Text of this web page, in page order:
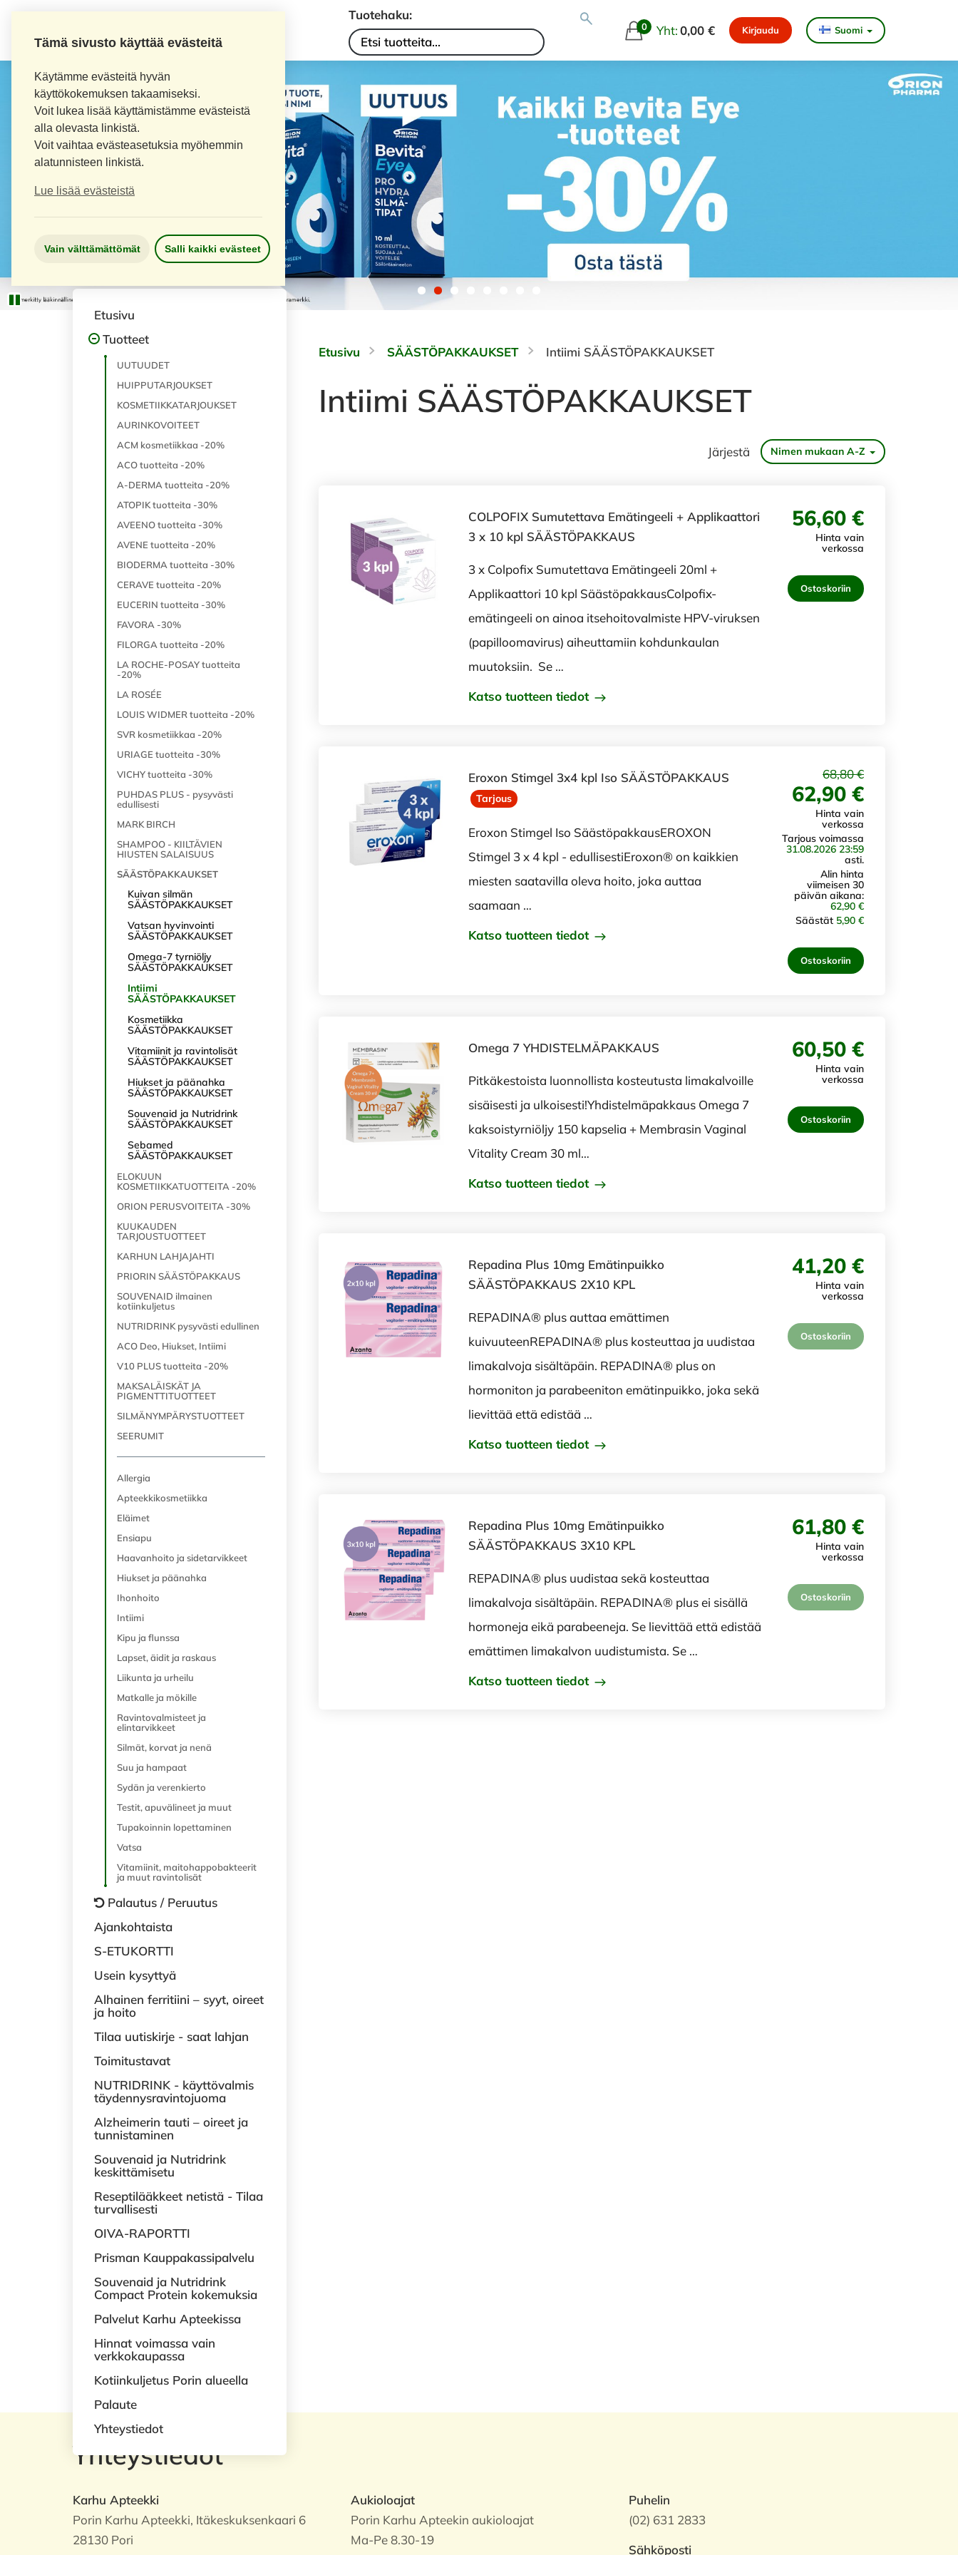
Tämä sivusto käyttää evästeitä
Käytämme evästeitä hyvän
käyttökokemuksen takaamiseksi.
Voit lukea lisää käyttämistämme evästeistä
alla olevasta linkistä.
Voit vaihtaa evästeasetuksia myöhemmin
alatunnisteen linkistä.
Lue lisää evästeistä
Vain välttämättömät Salli kaikki evästeet
Tuotehaku:
0 Yht:0,00 € Kirjaudu Suomi
Etusivu
Tuotteet
UUTUUDET
HUIPPUTARJOUKSET
KOSMETIIKKATARJOUKSET
AURINKOVOITEET
ACM kosmetiikkaa -20%
ACO tuotteita -20%
A-DERMA tuotteita -20%
ATOPIK tuotteita -30%
AVEENO tuotteita -30%
AVENE tuotteita -20%
BIODERMA tuotteita -30%
CERAVE tuotteita -20%
EUCERIN tuotteita -30%
FAVORA -30%
FILORGA tuotteita -20%
LA ROCHE-POSAY tuotteita
-20%
LA ROSÉE
LOUIS WIDMER tuotteita -20%
SVR kosmetiikkaa -20%
URIAGE tuotteita -30%
VICHY tuotteita -30%
PUHDAS PLUS - pysyvästi
edullisesti
MARK BIRCH
SHAMPOO - KIILTÄVIEN
HIUSTEN SALAISUUS
SÄÄSTÖPAKKAUKSET
Kuivan silmän
SÄÄSTÖPAKKAUKSET
Vatsan hyvinvointi
SÄÄSTÖPAKKAUKSET
Omega-7 tyrniöljy
SÄÄSTÖPAKKAUKSET
Intiimi
SÄÄSTÖPAKKAUKSET
Kosmetiikka
SÄÄSTÖPAKKAUKSET
Vitamiinit ja ravintolisät
SÄÄSTÖPAKKAUKSET
Hiukset ja päänahka
SÄÄSTÖPAKKAUKSET
Souvenaid ja Nutridrink
SÄÄSTÖPAKKAUKSET
Sebamed
SÄÄSTÖPAKKAUKSET
ELOKUUN
KOSMETIIKKATUOTTEITA -20%
ORION PERUSVOITEITA -30%
KUUKAUDEN
TARJOUSTUOTTEET
KARHUN LAHJAJAHTI
PRIORIN SÄÄSTÖPAKKAUS
SOUVENAID ilmainen
kotiinkuljetus
NUTRIDRINK pysyvästi edullinen
ACO Deo, Hiukset, Intiimi
V10 PLUS tuotteita -20%
MAKSALÄISKÄT JA
PIGMENTTITUOTTEET
SILMÄNYMPÄRYSTUOTTEET
SEERUMIT
Allergia
Apteekkikosmetiikka
Eläimet
Ensiapu
Haavanhoito ja sidetarvikkeet
Hiukset ja päänahka
Ihonhoito
Intiimi
Kipu ja flunssa
Lapset, äidit ja raskaus
Liikunta ja urheilu
Matkalle ja mökille
Ravintovalmisteet ja
elintarvikkeet
Silmät, korvat ja nenä
Suu ja hampaat
Sydän ja verenkierto
Testit, apuvälineet ja muut
Tupakoinnin lopettaminen
Vatsa
Vitamiinit, maitohappobakteerit
ja muut ravintolisät
Palautus / Peruutus
Ajankohtaista
S-ETUKORTTI
Usein kysyttyä
Alhainen ferritiini – syyt, oireet
ja hoito
Tilaa uutiskirje - saat lahjan
Toimitustavat
NUTRIDRINK - käyttövalmis
täydennysravintojuoma
Alzheimerin tauti – oireet ja
tunnistaminen
Souvenaid ja Nutridrink
keskittämisetu
Reseptilääkkeet netistä - Tilaa
turvallisesti
OIVA-RAPORTTI
Prisman Kauppakassipalvelu
Souvenaid ja Nutridrink
Compact Protein kokemuksia
Palvelut Karhu Apteekissa
Hinnat voimassa vain
verkkokaupassa
Kotiinkuljetus Porin alueella
Palaute
Yhteystiedot
Etusivu SÄÄSTÖPAKKAUKSET Intiimi SÄÄSTÖPAKKAUKSET
Intiimi SÄÄSTÖPAKKAUKSET
Järjestä Nimen mukaan A-Z
COLPOFIX Sumutettava Emätingeeli + Applikaattori
3 x 10 kpl SÄÄSTÖPAKKAUS
3 x Colpofix Sumutettava Emätingeeli 20ml +
Applikaattori 10 kpl SäästöpakkausColpofix-
emätingeeli on ainoa itsehoitovalmiste HPV-viruksen
(papilloomavirus) aiheuttamiin kohdunkaulan
muutoksiin. Se …
Katso tuotteen tiedot
56,60 €
Hinta vain
verkossa
Ostoskoriin
Eroxon Stimgel 3x4 kpl Iso SÄÄSTÖPAKKAUS
Tarjous
Eroxon Stimgel Iso SäästöpakkausEROXON
Stimgel 3 x 4 kpl - edullisestiEroxon® on kaikkien
miesten saatavilla oleva hoito, joka auttaa
saamaan …
Katso tuotteen tiedot
68,80 €
62,90 €
Hinta vain
verkossa
Tarjous voimassa
31.08.2026 23:59
asti.
Alin hinta
viimeisen 30
päivän aikana:
62,90 €
Säästät 5,90 €
Ostoskoriin
Omega 7 YHDISTELMÄPAKKAUS
Pitkäkestoista luonnollista kosteutusta limakalvoille
sisäisesti ja ulkoisesti!Yhdistelmäpakkaus Omega 7
kaksoistyrniöljy 150 kapselia + Membrasin Vaginal
Vitality Cream 30 ml…
Katso tuotteen tiedot
60,50 €
Hinta vain
verkossa
Ostoskoriin
Repadina Plus 10mg Emätinpuikko
SÄÄSTÖPAKKAUS 2X10 KPL
REPADINA® plus auttaa emättimen
kuivuuteenREPADINA® plus kosteuttaa ja uudistaa
limakalvoja sisältäpäin. REPADINA® plus on
hormoniton ja parabeeniton emätinpuikko, joka sekä
lievittää että edistää …
Katso tuotteen tiedot
41,20 €
Hinta vain
verkossa
Ostoskoriin
Repadina Plus 10mg Emätinpuikko
SÄÄSTÖPAKKAUS 3X10 KPL
REPADINA® plus uudistaa sekä kosteuttaa
limakalvoja sisältäpäin. REPADINA® plus ei sisällä
hormoneja eikä parabeeneja. Se lievittää että edistää
emättimen limakalvon uudistumista. Se …
Katso tuotteen tiedot
61,80 €
Hinta vain
verkossa
Ostoskoriin
Yhteystiedot
Karhu Apteekki
Porin Karhu Apteekki, Itäkeskuksenkaari 6
28130 Pori
Aukioloajat
Porin Karhu Apteekin aukioloajat
Ma-Pe 8.30-19
Puhelin
(02) 631 2833
Sähköposti